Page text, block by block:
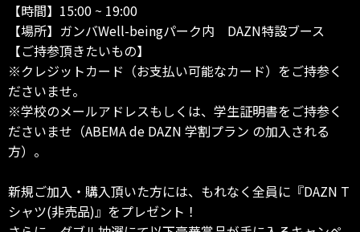
【時間】15:00 ~ 19:00
【場所】ガンバWell-beingパーク内 DAZN特設ブース
【ご持参頂きたいもの】
※クレジットカード（お支払い可能なカード）をご持参く
ださいませ。
※学校のメールアドレスもしくは、学生証明書をご持参く
ださいませ（ABEMA de DAZN 学割プラン の加入される
方）。
新規ご加入・購入頂いた方には、もれなく全員に『DAZN T
シャツ(非売品)』をプレゼント！